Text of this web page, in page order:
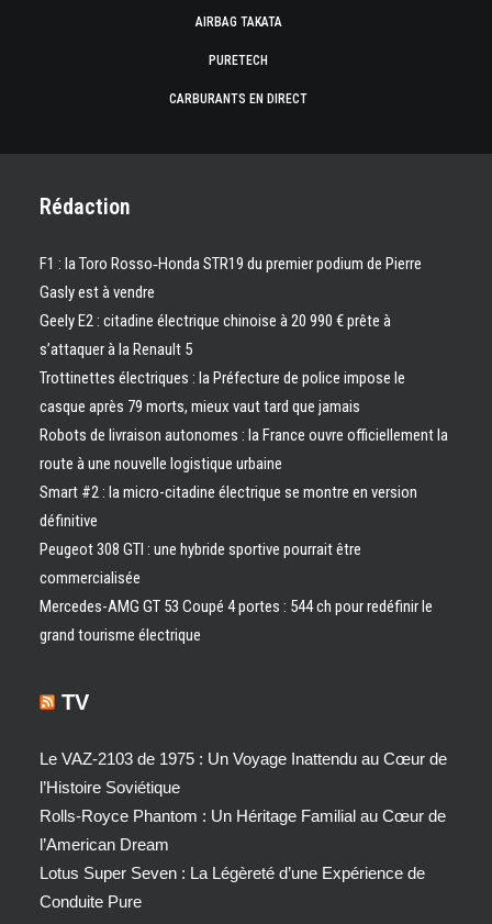
AIRBAG TAKATA
PURETECH
CARBURANTS EN DIRECT
Rédaction
F1 : la Toro Rosso‑Honda STR19 du premier podium de Pierre
Gasly est à vendre
Geely E2 : citadine électrique chinoise à 20 990 € prête à
s’attaquer à la Renault 5
Trottinettes électriques : la Préfecture de police impose le
casque après 79 morts, mieux vaut tard que jamais
Robots de livraison autonomes : la France ouvre officiellement la
route à une nouvelle logistique urbaine
Smart #2 : la micro-citadine électrique se montre en version
définitive
Peugeot 308 GTI : une hybride sportive pourrait être
commercialisée
Mercedes-AMG GT 53 Coupé 4 portes : 544 ch pour redéfinir le
grand tourisme électrique
TV
Le VAZ-2103 de 1975 : Un Voyage Inattendu au Cœur de
l’Histoire Soviétique
Rolls-Royce Phantom : Un Héritage Familial au Cœur de
l’American Dream
Lotus Super Seven : La Légèreté d’une Expérience de
Conduite Pure